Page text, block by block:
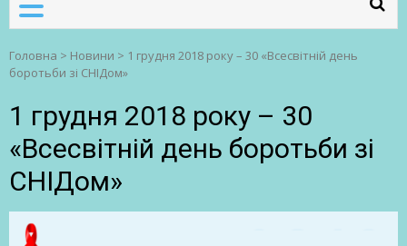
Головна > Новини > 1 грудня 2018 року – 30 «Всесвітній день
боротьби зі СНІДом»
1 грудня 2018 року – 30
«Всесвітній день боротьби зі
СНІДом»